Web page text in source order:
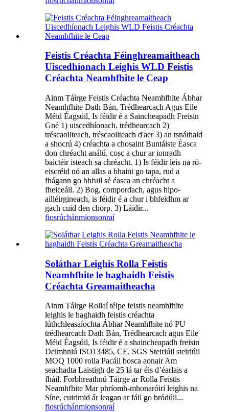
Feistis Créachta Féinghreamaitheach
Uiscedhíonach Leighis WLD Feistis
Créachta Neamhfhite le Ceap
Ainm Táirge Feistis Créachta Neamhfhite Ábhar
Neamhfhite Dath Bán, Trédhearcach Agus Eile
Méid Éagsúil, Is féidir é a Saincheapadh Freisin
Gné 1) uiscedhíonach, trédhearcach 2)
tréscaoilteach, tréscaoilteach d'aer 3) an tsnáthaid
a shocrú 4) créachta a chosaint Buntáiste Éasca
don chréacht análú, cosc a chur ar ionradh
baictéir isteach sa chréacht. 1) Is féidir leis na ró-
eiscréid nó an allas a bhaint go tapa, rud a
fhágann go bhfuil sé éasca an chréacht a
fheiceáil. 2) Bog, compordach, agus hipo-
ailléirgineach, is féidir é a chur i bhfeidhm ar
gach cuid den chorp. 3) Láidir...
fiosrúchánmionsonraí
Soláthar Leighis Rolla Feistis
Neamhfhite le haghaidh Feistis
Créachta Greamaitheacha
Ainm Táirge Rollaí téipe feistis neamhfhite
leighis le haghaidh feistis créachta
lúthchleasaíochta Ábhar Neamhfhite nó PU
trédhearcach Dath Bán, Trédhearcach agus Eile
Méid Éagsúil, Is féidir é a shaincheapadh freisin
Deimhniú ISO13485, CE, SGS Steiriúil steiriúil
MOQ 1000 rolla Pacáil bosca aonair Am
seachadta Laistigh de 25 lá tar éis d’éarlais a
fháil. Forbhreathnú Táirge ar Rolla Feistis
Neamhfhite Mar phríomh-mhonaróirí leighis na
Síne, cuirimid ár leagan ar fáil go bródúil...
fiosrúchánmionsonraí